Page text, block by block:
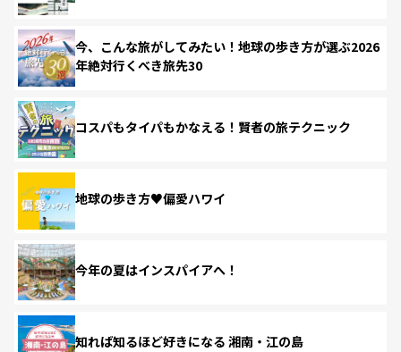
今、こんな旅がしてみたい！地球の歩き方が選ぶ2026
年絶対行くべき旅先30
コスパもタイパもかなえる！賢者の旅テクニック
地球の歩き方♥偏愛ハワイ
今年の夏はインスパイアへ！
知れば知るほど好きになる 湘南・江の島